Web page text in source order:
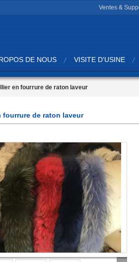
Ventes &
DE NOUS VISITE D'USINE
en fourrure de raton laveur
fourrure de raton laveur